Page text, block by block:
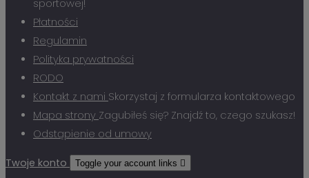
sportowej!
Płatności
Regulamin
Polityka prywatności
RODO
Kontakt z nami Skorzystaj z formularza kontaktowego
Mapa strony Zagubiłeś się? Znajdź to, czego szukasz!
Odstąpienie od umowy
Twoje konto Toggle your account links 